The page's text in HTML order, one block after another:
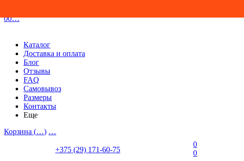
00…
Каталог
Доставка и оплата
Блог
Отзывы
FAQ
Самовывоз
Размеры
Контакты
Еще
Корзина (…) …
+375 (29) 171-60-75
0
0